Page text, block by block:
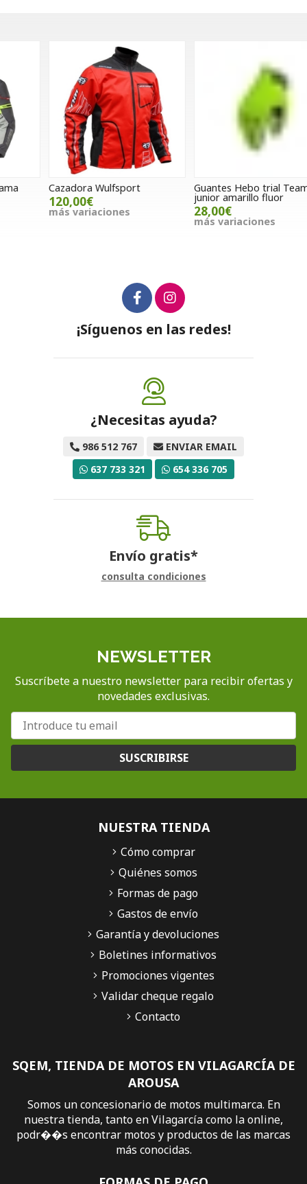
Cazadora Wulfsport
120,00€
más variaciones
Guantes Hebo trial Team II
junior amarillo fluor
más variaciones
¡Síguenos en las redes!
¿Necesitas ayuda?
986 512 767
ENVIAR EMAIL
637 733 321
654 336 705
Envío gratis*
consulta condiciones
NEWSLETTER
Suscríbete a nuestro newsletter para recibir ofertas y
novedades exclusivas.
SUSCRIBIRSE
SQEM, TIENDA DE MOTOS EN VILAGARCÍA DE
AROUSA
Somos un concesionario de motos multimarca. En
nuestra tienda, tanto en Vilagarcía como la online,
podr��s encontrar motos y productos de las marcas
más conocidas.
NUESTRA TIENDA
Cómo comprar
Quiénes somos
Formas de pago
Gastos de envío
Garantía y devoluciones
Boletines informativos
Promociones vigentes
Validar cheque regalo
Contacto